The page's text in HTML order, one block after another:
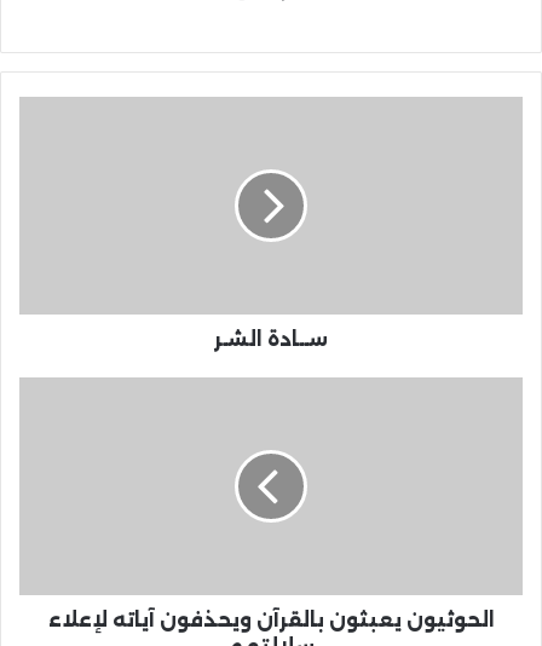
ســادة الشـر
الحوثيون يعبثون بالقرآن ويحذفون آياته لإعلاء